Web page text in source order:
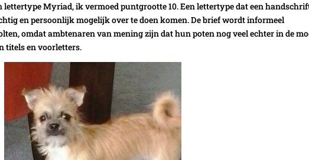
lettertype Myriad, ik vermoed puntgrootte 10. Een lettertype dat een
en persoonlijk mogelijk over te doen komen. De brief wordt informeel
omdat ambtenaren van mening zijn dat hun poten nog veel echter in de
titels en voorletters.